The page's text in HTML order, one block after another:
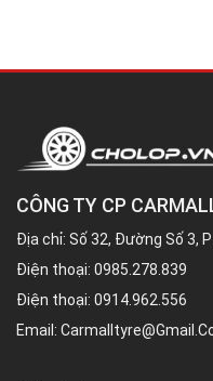
CÔNG TY CP
Địa chỉ: Số 32, Đường Số 3, P
Điện thoại: 0985.278.839
Điện thoại: 0914.962.556
Email: